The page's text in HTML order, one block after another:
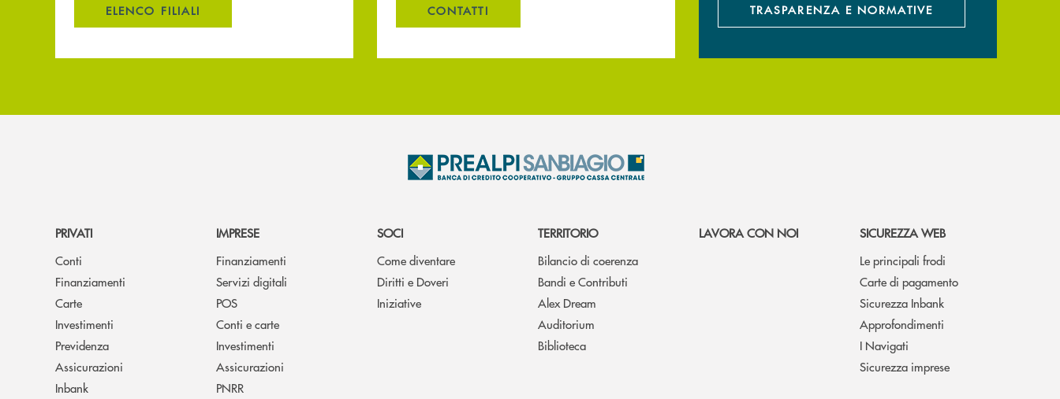
ELENCO FILIALI CONTATTI TRASPARENZA E NORMATIVE
PRIVATI
Conti
Finanziamenti
Carte
Investimenti
Previdenza
Assicurazioni
Inbank
IMPRESE
Finanziamenti
Servizi digitali
POS
Conti e carte
Investimenti
Assicurazioni
PNRR
SOCI
Come diventare
Diritti e Doveri
Iniziative
TERRITORIO
Bilancio di coerenza
Bandi e Contributi
Alex Dream
Auditorium
Biblioteca
LAVORA CON NOI
SICUREZZA WEB
Le principali frodi
Carte di pagamento
Sicurezza Inbank
Approfondimenti
I Navigati
Sicurezza imprese